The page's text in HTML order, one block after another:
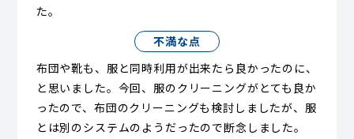
た。
不満な点
布団や靴も、服と同時利用が出来たら良かったのに、
と思いました。今回、服のクリーニングがとても良か
ったので、布団のクリーニングも検討しましたが、服
とは別のシステムのようだったので断念しました。